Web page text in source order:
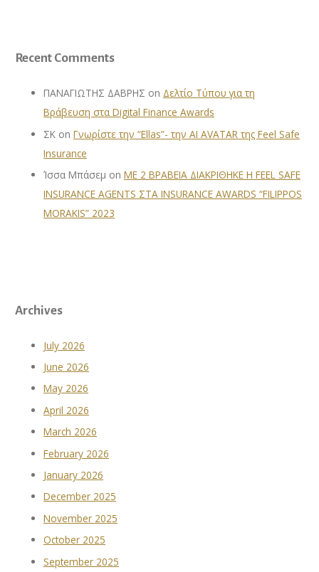
Recent Comments
ΠΑΝΑΓΙΩΤΗΣ ΔΑΒΡΗΣ on Δελτίο Τύπου για τη
Βράβευση στα Digital Finance Awards
ΣΚ onΓνωρίστε την “Ellas”- την AI AVATAR της Feel Safe
Insurance
Ίσσα Μπάσεμ onΜΕ 2 ΒΡΑΒΕΙΑ ΔΙΑΚΡΙΘΗΚΕ Η FEEL SAFE
INSURANCE AGENTS ΣΤΑ INSURANCE AWARDS “FILIPPOS
MORAKIS” 2023
Archives
July 2026
June 2026
May 2026
April 2026
March 2026
February 2026
January 2026
December 2025
November 2025
October 2025
September 2025